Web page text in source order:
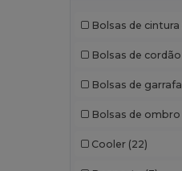
Bolsas de cintura
Bolsas de cordão
Bolsas de garrafa
Bolsas de ombro
Cooler (22)